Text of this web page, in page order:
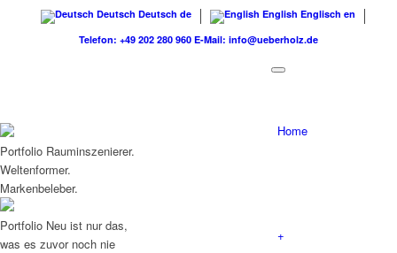
Deutsch Deutsch de English Englisch en
Telefon: +49 202 280 960 E-Mail: info@ueberholz.de
Home
+
Portfolio Rauminszenierer.
Weltenformer.
Markenbeleber.
Portfolio Neu ist nur das,
was es zuvor noch nie